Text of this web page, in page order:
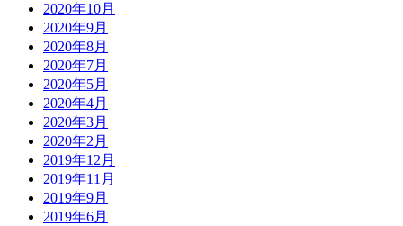
2020年10月
2020年9月
2020年8月
2020年7月
2020年5月
2020年4月
2020年3月
2020年2月
2019年12月
2019年11月
2019年9月
2019年6月